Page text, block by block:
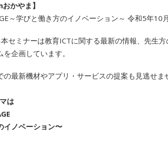
かやま】
～学びと働き方のイノベーション～ 令和5年
セミナーは教育ICTに関する最新の情報、先生
企画しています。
の最新機材やアプリ・サービスの提案も見逃せ
は
イノベーション〜